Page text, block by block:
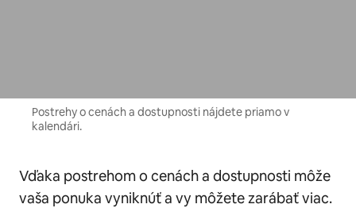
Postrehy o cenách a dostupnosti nájdete priamo v
kalendári.
Vďaka postrehom o cenách a dostupnosti môže
vaša ponuka vyniknúť a vy môžete zarábať viac.